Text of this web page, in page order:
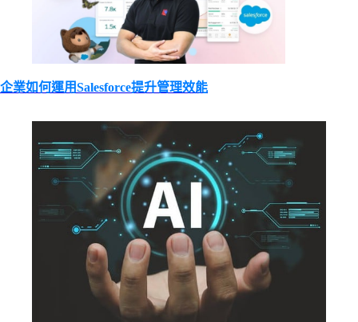
企業如何運用Salesforce提升管理效能